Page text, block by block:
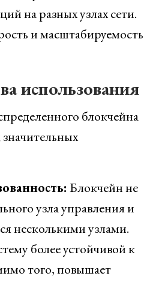
на разных узлах сети.
и масштабируемость
использования
блокчейна
Блокчейн не
узла управления и
несколькими узлами.
более устойчивой к
того, повышает